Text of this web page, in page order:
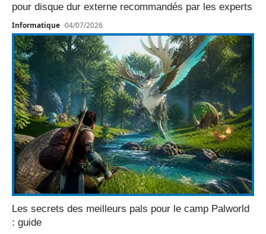
pour disque dur externe recommandés par les experts
Informatique 04/07/2026
Les secrets des meilleurs pals pour le camp Palworld
: guide